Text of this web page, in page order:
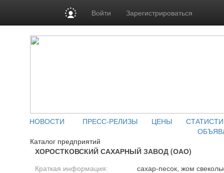
Войти Зарегистрироваться
НОВОСТИ ПРЕСС-РЕЛИЗЫ ЦЕНЫ
Каталог предприятий
ХОРОСТКОВСКИЙ САХАРНЫЙ ЗАВОД (ОАО)
Краткая информация: сахар-песок, жом